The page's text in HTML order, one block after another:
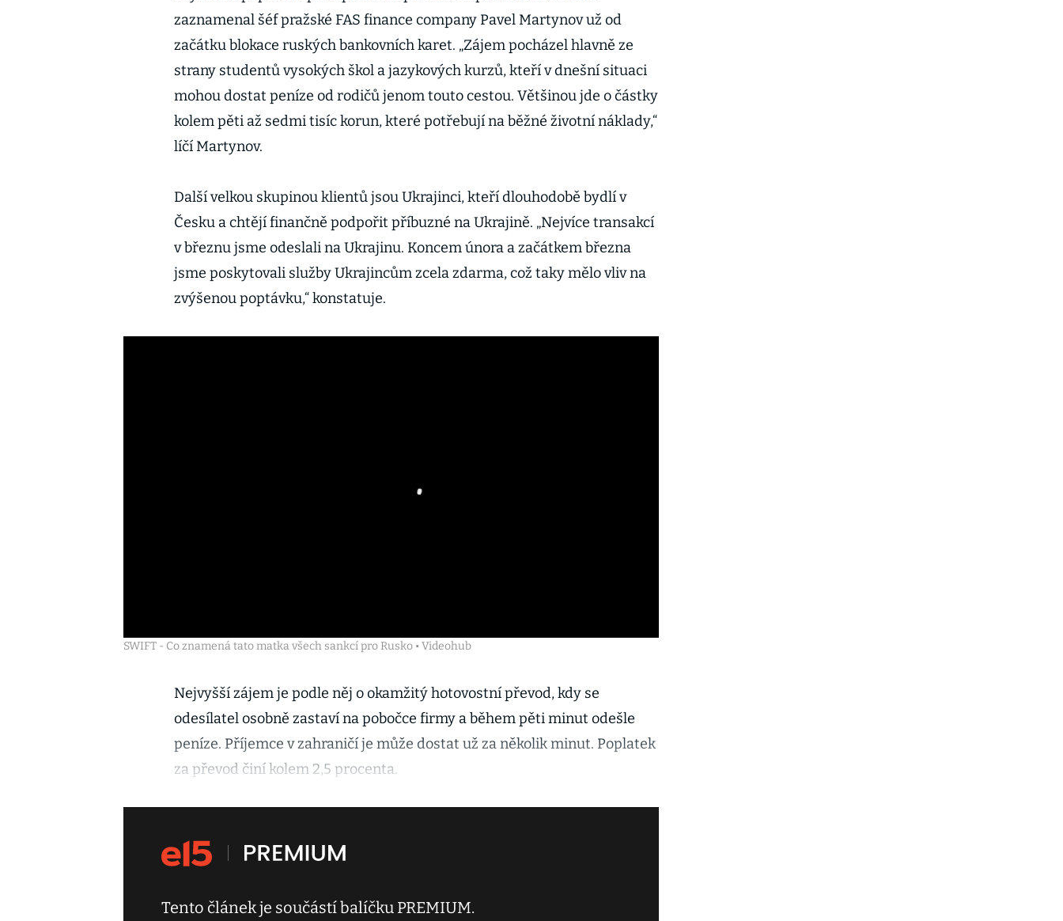
zaznamenal šéf pražské FAS finance company Pavel Martynov už od
začátku blokace ruských bankovních karet. „Zájem pocházel hlavně ze
strany studentů vysokých škol a jazykových kurzů, kteří v dnešní situaci
mohou dostat peníze od rodičů jenom touto cestou. Většinou jde o částky
kolem pěti až sedmi tisíc korun, které potřebují na běžné životní náklady,“
líčí Martynov.
Další velkou skupinou klientů jsou Ukrajinci, kteří dlouhodobě bydlí v
Česku a chtějí finančně podpořit příbuzné na Ukrajině. „Nejvíce transakcí
v březnu jsme odeslali na Ukrajinu. Koncem února a začátkem března
jsme poskytovali služby Ukrajincům zcela zdarma, což taky mělo vliv na
zvýšenou poptávku,“ konstatuje.
SWIFT - Co znamená tato matka všech sankcí pro Rusko • Videohub
Nejvyšší zájem je podle něj o okamžitý hotovostní převod, kdy se
odesílatel osobně zastaví na pobočce firmy a během pěti minut odešle
peníze. Příjemce v zahraničí je může dostat už za několik minut. Poplatek
za převod činí kolem 2,5 procenta.
Tento článek je součástí balíčku PREMIUM.